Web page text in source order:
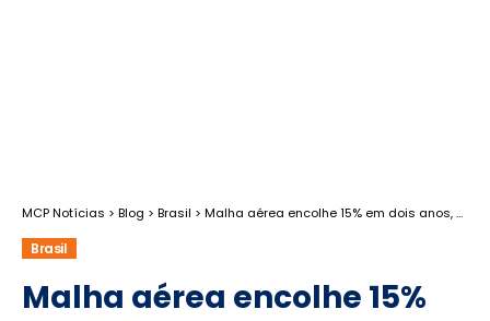
MCP Notícias > Blog > Brasil > Malha aérea encolhe 15% em dois anos, mesmo com recorde de passageiros
Brasil
Malha aérea encolhe 15%